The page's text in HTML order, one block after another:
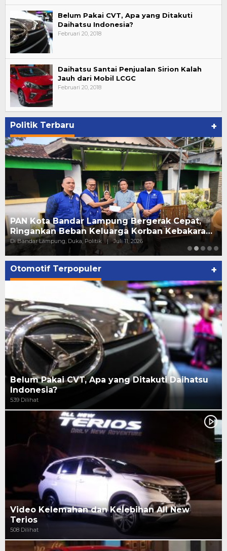
Belum Pakai CVT, Apa yang Ditakuti
Daihatsu Indonesia?
Februari 20, 2018
Daihatsu Santai Penjualan Sirion Kalah
Jauh dari Mobil LCGC
Februari 20, 2018
Politik Terbaru +
Ary Meizary Alfian Kembali Terpilih Secara
Aklamasi sebagai Ketua Apindo Lampung
Di Bandar Lampung, Politik, Tokoh | Juni 23, 2026
Otomotif Terpopuler +
Belum Pakai CVT, Apa yang Ditakuti Daihatsu
Indonesia?
539 Dilihat
Video Kelemahan dan Kelebihan All New
Terios
508 Dilihat